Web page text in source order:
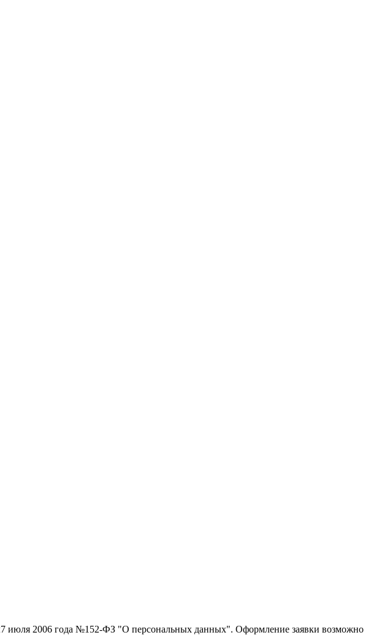
июля 2006 года №152-ФЗ "О персональных данных". Оформление заявки возможно